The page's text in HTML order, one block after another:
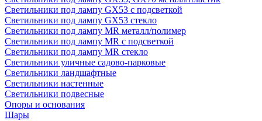
Светильники под лампу GX53 с подсветкой
Светильники под лампу GX53 стекло
Светильники под лампу MR металл/полимер
Светильники под лампу MR с подсветкой
Светильники под лампу MR стекло
Светильники уличные садово-парковые
Светильники ландшафтные
Светильники настенные
Светильники подвесные
Опоры и основания
Шары